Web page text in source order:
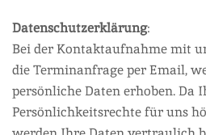
Datenschutzerklärung:
Bei der Kontaktaufnahme mit
die Terminanfrage per Email,
persönliche Daten erhoben. Da
Persönlichkeitsrechte für uns